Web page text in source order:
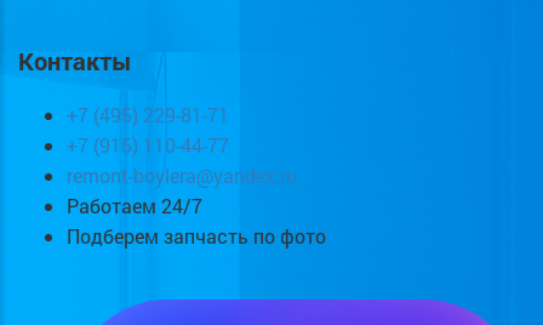
Контакты
+7 (495) 229-81-71
+7 (915) 110-44-77
remont-boylera@yandex.ru
Работаем 24/7
Подберем запчасть по фото